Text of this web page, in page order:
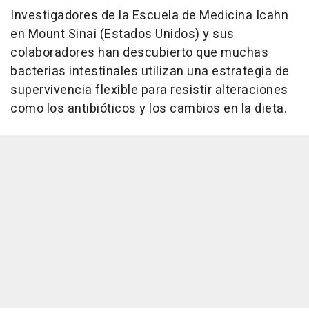
Investigadores de la Escuela de Medicina Icahn
en Mount Sinai (Estados Unidos) y sus
colaboradores han descubierto que muchas
bacterias intestinales utilizan una estrategia de
supervivencia flexible para resistir alteraciones
como los antibióticos y los cambios en la dieta.